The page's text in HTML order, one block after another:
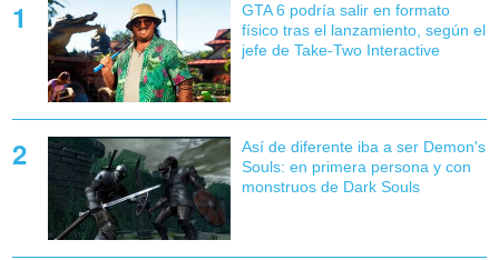
GTA 6 podría salir en formato
físico tras el lanzamiento, según el
jefe de Take-Two Interactive
Así de diferente iba a ser Demon's
Souls: en primera persona y con
monstruos de Dark Souls